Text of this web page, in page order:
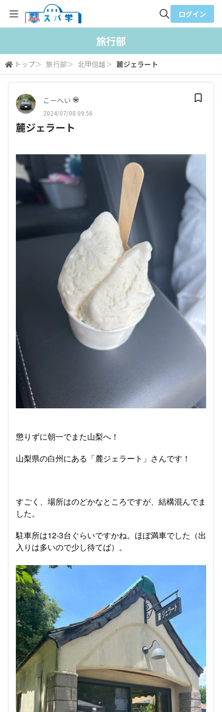
検索
ログイン
旅行部
トップ＞ 旅行部＞ 北甲信越＞ 麓ジェラート
こーへい
2024/07/08 09:56
麓ジェラート
懲りずに朝一でまた山梨へ！
山梨県の白州にある「麓ジェラート」さんです！
すごく、場所はのどかなところですが、結構混んでま
した。
駐車所は12-3台ぐらいですかね。ほぼ満車でした（出
入りは多いので少し待てば）。